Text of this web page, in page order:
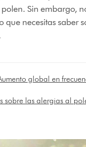
Sin embargo,
que necesitas saber
global en
sobre las alergias al